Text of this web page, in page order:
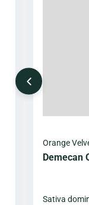
Orange
Demecan
Sativa